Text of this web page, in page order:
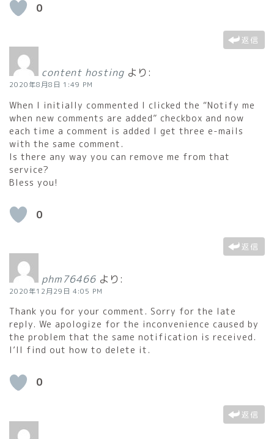
0
返信
content hosting より:
2020年8月8日 1:49 PM
When I initially commented I clicked the “Notify me
when new comments are added” checkbox and now
each time a comment is added I get three e-mails
with the same comment.
Is there any way you can remove me from that
service?
Bless you!
0
返信
phm76466 より:
2020年12月29日 4:05 PM
Thank you for your comment. Sorry for the late
reply. We apologize for the inconvenience caused by
the problem that the same notification is received.
I’ll find out how to delete it.
0
返信